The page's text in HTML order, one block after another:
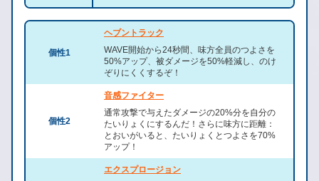
個性1
ヘブントラック
WAVE開始から24秒間、味方全員のつよさを
50%アップ、被ダメージを50%軽減し、のけ
ぞりにくくするぞ！
個性2
音感ファイター
通常攻撃で与えたダメージの20%分を自分の
たいりょくにするんだ！さらに味方に距離：
とおいがいると、たいりょくとつよさを70%
アップ！
エクスプロージョン